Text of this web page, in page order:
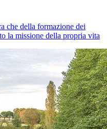
che della formazione dei
la missione della propria vita